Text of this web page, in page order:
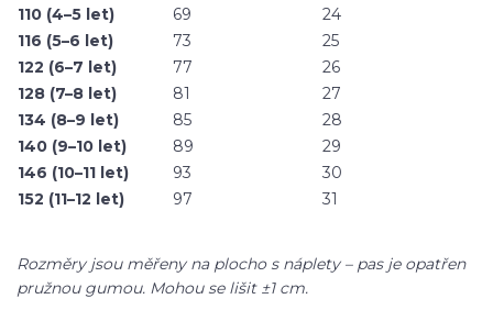
110 (4–5 let)
69
24
116 (5–6 let)
73
25
122 (6–7 let)
77
26
128 (7–8 let)
81
27
134 (8–9 let)
85
28
140 (9–10 let)
89
29
146 (10–11 let)
93
30
152 (11–12 let)
97 31
Rozměry jsou měřeny na plocho s náplety – pas je opatřen
pružnou gumou. Mohou se lišit ±1 cm.